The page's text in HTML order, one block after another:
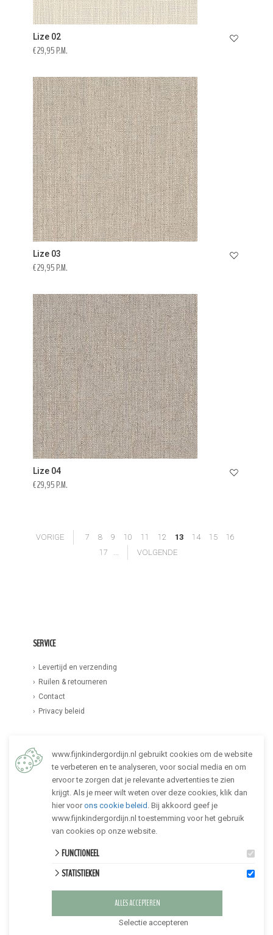
Lize 02
€ 29,95 P.M.
Lize 03
€ 29,95 P.M.
Lize 04
€ 29,95 P.M.
VORIGE 7 8 9 10 11 12 13 14 15
16
17
... VOLGENDE
SERVICE
Levertijd en verzending
Ruilen & retourneren
Contact
Privacy beleid
Kom je er niet uit? Wij helpen je graag verder. Leeshiermeer
over persoonlijk advies, of neem direct contactmet ons op.
VOLG FIJNKINDERGORDIJN
www.fijnkindergordijn.nl gebruikt cookies om de website
te verbeteren en te analyseren, voor social media en om
ervoor te zorgen dat je relevante advertenties te zien
krijgt. Als je meer wilt weten over deze cookies, klik dan
hier voorons cookie beleid . Bij akkoord geef je
www.fijnkindergordijn.nl toestemming voor het gebruik
van cookies op onze website.
FUNCTIONEEL
STATISTIEKEN
Selectie accepteren
ALLES ACCEPTEREN